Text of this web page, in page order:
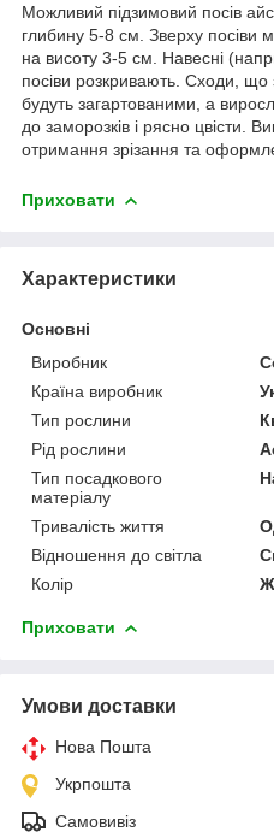
Можливий підзимовий посів
глибину 5-8 см. Зверху
на висоту 3-5 см. Навесні
посіви розкривають. Сходи, що
будуть загартованими, а
до заморозків і рясно цвісти.
отримання зрізання та
Приховати
Характеристики
Основні
Виробник
Країна виробник
Тип рослини
Рід рослини
Тип посадкового
матеріалу
Тривалість життя
Відношення до світла
Колір
Приховати
Умови доставки
Нова Пошта
Укрпошта
Самовивіз